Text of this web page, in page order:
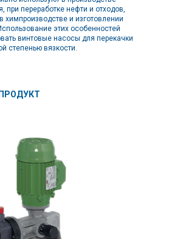
при переработке нефти и отходов,
химпроизводстве и изготовлении
этих особенностей
винтовые насосы для перекачки
степенью вязкости.